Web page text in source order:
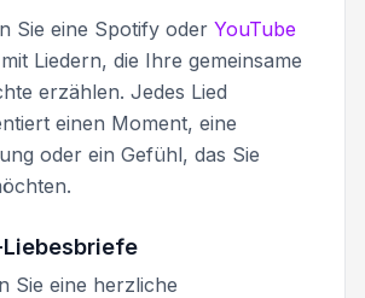
Sie eine Spotify oder YouTube
mit Liedern, die Ihre gemeinsame
erzählen. Jedes Lied
einen Moment, eine
oder ein Gefühl, das Sie
Sie eine herzliche